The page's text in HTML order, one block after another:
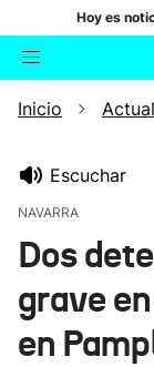
Hoy es
Buscador
Inicio
Escuchar
NAVARRA
Dos
grave
en